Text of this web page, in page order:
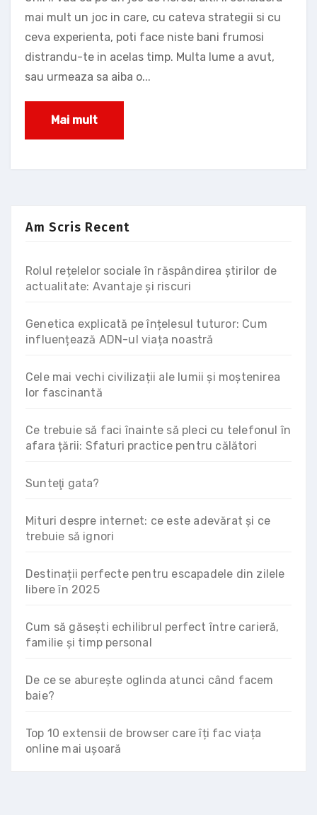
mai mult un joc in care, cu cateva strategii si cu
ceva experienta, poti face niste bani frumosi
distrandu-te in acelas timp. Multa lume a avut,
sau urmeaza sa aiba o...
Mai mult
Am Scris Recent
Rolul rețelelor sociale în răspândirea știrilor de
actualitate: Avantaje și riscuri
Genetica explicată pe înțelesul tuturor: Cum
influențează ADN-ul viața noastră
Cele mai vechi civilizații ale lumii și moștenirea
lor fascinantă
Ce trebuie să faci înainte să pleci cu telefonul în
afara țării: Sfaturi practice pentru călători
Sunteţi gata?
Mituri despre internet: ce este adevărat și ce
trebuie să ignori
Destinații perfecte pentru escapadele din zilele
libere în 2025
Cum să găsești echilibrul perfect între carieră,
familie și timp personal
De ce se aburește oglinda atunci când facem
baie?
Top 10 extensii de browser care îți fac viața
online mai ușoară